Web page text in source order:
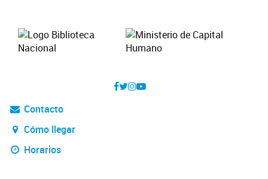
Contacto
Cómo llegar
Horarios